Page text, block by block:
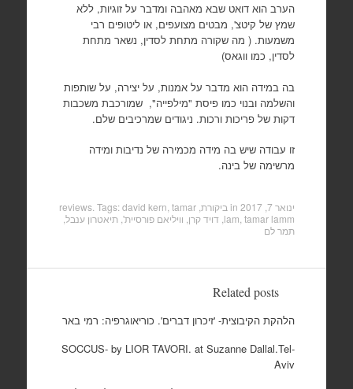
הערב הוא דואט שבא מאהבה ומדבר על זוגיות, ללא
שמץ של קיטצ', מבטים מצועפים, או ליטופים רבי
משמעות. ( מה שקורה מתחת לסדין, נשאר מתחת
לסדין, כמו ווגאס)
בה במידה הוא מדבר על אמנות, על יצירה, על שותפות
והשלמה ובנוי כמו פיסת "מילפייה", שמורכבת משכבות
דקות של פריכות ורכות. ניגודים שמרכיבים שלם.
זו עבודה שיש בה מידה מכמירה של נדיבות ומידה
מרשימה של בינה.
ינואר 7, 2017 in ביקורת, reviews . Tags:david kern ,tamar
lam ,tamar lamm דויד קרן וויליאם פורסיית', תיאטרון ענבל,
תמר לם
Related posts
הלהקת הקיבוצית- 'זיכרון דברים'. כוריאוגרפיה: רמי באר
SOCCUS- by LIOR TAVORI. at Suzanne Dallal.Tel-
Aviv